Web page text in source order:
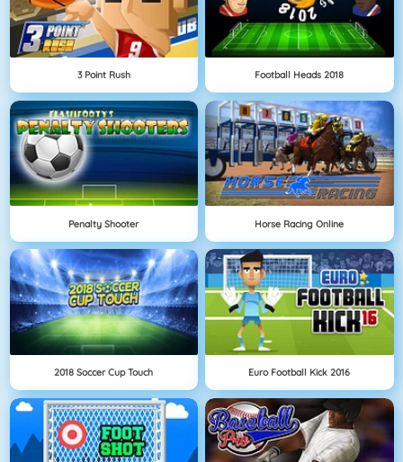
3 Point Rush Football Heads 2018
Penalty Shooter Horse Racing Online
2018 Soccer Cup Touch Euro Football Kick 2016